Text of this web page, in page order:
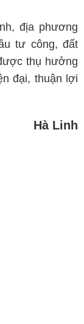
địa phương
tư công, đất
thụ hưởng
đại, thuận lợi
Hà Linh